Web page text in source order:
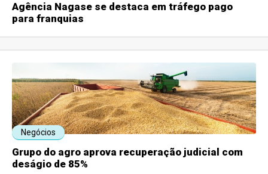
Agência Nagase se destaca em tráfego pago
para franquias
Negócios
Grupo do agro aprova recuperação judicial com
deságio de 85%